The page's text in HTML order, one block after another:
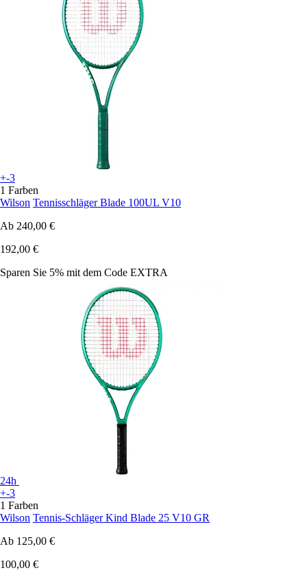
+-3
1 Farben
Wilson Tennisschläger Blade 100UL V10
Ab 240,00 €
192,00 €
Sparen Sie 5% mit dem Code EXTRA
24h
+-3
1 Farben
Wilson Tennis-Schläger Kind Blade 25 V10 GR
Ab 125,00 €
100,00 €